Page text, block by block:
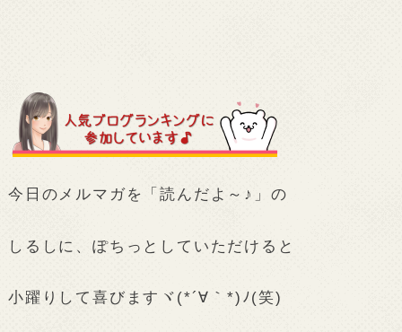
今日のメルマガを「読んだよ～♪」の
しるしに、ぽちっとしていただけると
小躍りして喜びますヾ(*´∀｀*)ﾉ(笑)